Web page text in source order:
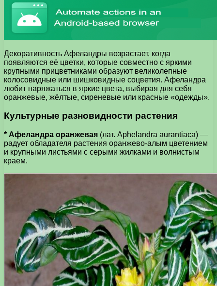
Декоративность Афеландры возрастает, когда
появляются её цветки, которые совместно с яркими
крупными прицветниками образуют великолепные
колосовидные или шишковидные соцветия. Афеландра
любит наряжаться в яркие цвета, выбирая для себя
оранжевые, жёлтые, сиреневые или красные «одежды».
Культурные разновидности растения
* Афеландра оранжевая (лат. Aphelandra aurantiaca) —
радует обладателя растения оранжево-алым цветением
и крупными листьями с серыми жилками и волнистым
краем.